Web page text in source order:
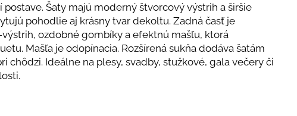
Šaty majú moderný štvorcový výstrih a širšie
pohodlie aj krásny tvar dekoltu. Zadná časť je
ozdobné gombíky a efektnú mašľu, ktorá
Mašľa je odopínacia. Rozšírená sukňa dodáva šatám
chôdzi. Ideálne na plesy, svadby, stužkové, gala večery či
S KVETINOU